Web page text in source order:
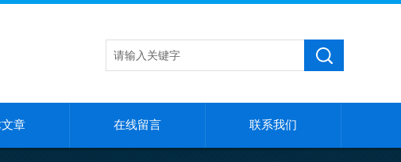
章 在线留言 联系我们